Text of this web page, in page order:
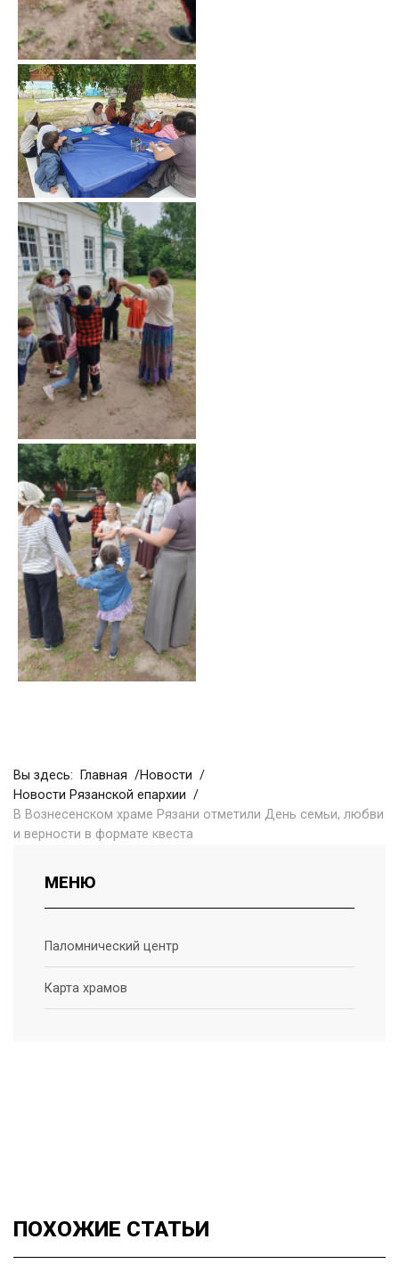
Вы здесь: Главная
Новости
Новости Рязанской епархии
В Вознесенском храме Рязани отметили День семьи, любви
и верности в формате квеста
МЕНЮ
Паломнический центр
Карта храмов
ПОХОЖИЕ СТАТЬИ